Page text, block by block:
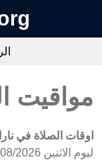
مواقيت
اوقات الصلاة في
ليوم الاثنين 10/08/2026